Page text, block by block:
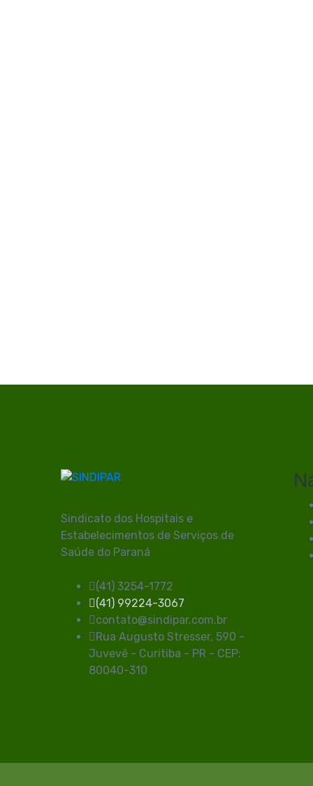
Sindicato dos Hospitais e
Estabelecimentos de Serviços de
Saúde do Paraná
(41) 3254-1772
(41) 99224-3067
contato@sindipar.com.br
Rua Augusto Stresser, 590 -
Juvevê - Curitiba - PR - CEP:
80040-310